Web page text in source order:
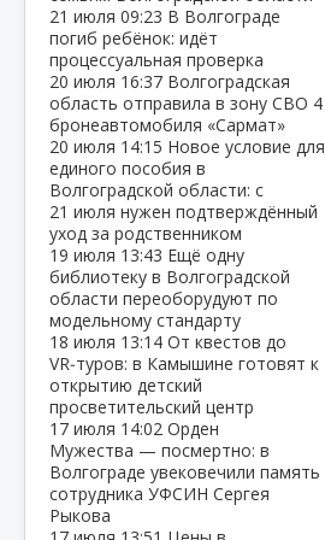
21 июля 09:23 В Волгограде
погиб ребёнок: идёт
процессуальная проверка
20 июля 16:37 Волгоградская
область отправила в зону СВО 4
бронеавтомобиля «Сармат»
20 июля 14:15 Новое условие для
единого пособия в
Волгоградской области: с
21 июля нужен подтверждённый
уход за родственником
19 июля 13:43 Ещё одну
библиотеку в Волгоградской
области переоборудуют по
модельному стандарту
18 июля 13:14 От квестов до
VR‑туров: в Камышине готовят к
открытию детский
просветительский центр
17 июля 14:02 Орден
Мужества — посмертно: в
Волгограде увековечили память
сотрудника УФСИН Сергея
Рыкова